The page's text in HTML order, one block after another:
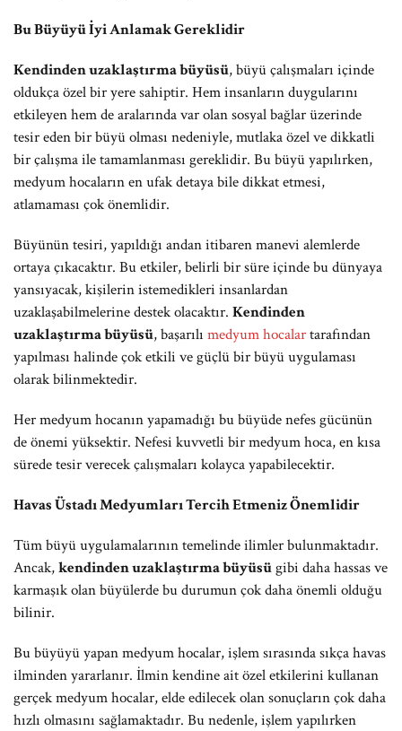
Bu Büyüyü İyi Anlamak Gereklidir
Kendinden uzaklaştırma büyüsü, büyü çalışmaları içinde
oldukça özel bir yere sahiptir. Hem insanların duygularını
etkileyen hem de aralarında var olan sosyal bağlar üzerinde
tesir eden bir büyü olması nedeniyle, mutlaka özel ve dikkatli
bir çalışma ile tamamlanması gereklidir. Bu büyü yapılırken,
medyum hocaların en ufak detaya bile dikkat etmesi,
atlamaması çok önemlidir.
Büyünün tesiri, yapıldığı andan itibaren manevi alemlerde
ortaya çıkacaktır. Bu etkiler, belirli bir süre içinde bu dünyaya
yansıyacak, kişilerin istemedikleri insanlardan
uzaklaşabilmelerine destek olacaktır. Kendinden
uzaklaştırma büyüsü, başarılı medyum hocalartarafından
yapılması halinde çok etkili ve güçlü bir büyü uygulaması
olarak bilinmektedir.
Her medyum hocanın yapamadığı bu büyüde nefes gücünün
de önemi yüksektir. Nefesi kuvvetli bir medyum hoca, en kısa
sürede tesir verecek çalışmaları kolayca yapabilecektir.
Havas Üstadı Medyumları Tercih Etmeniz Önemlidir
Tüm büyü uygulamalarının temelinde ilimler bulunmaktadır.
Ancak,kendinden uzaklaştırma büyüsügibi daha hassas ve
karmaşık olan büyülerde bu durumun çok daha önemli olduğu
bilinir.
Bu büyüyü yapan medyum hocalar, işlem sırasında sıkça havas
ilminden yararlanır. İlmin kendine ait özel etkilerini kullanan
gerçek medyum hocalar, elde edilecek olan sonuçların çok daha
hızlı olmasını sağlamaktadır. Bu nedenle, işlem yapılırken